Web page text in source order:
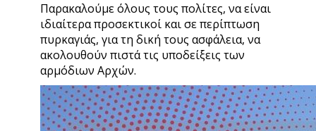
Παρακαλούμε όλους τους πολίτες, να είναι
ιδιαίτερα προσεκτικοί και σε περίπτωση
πυρκαγιάς, για τη δική τους ασφάλεια, να
ακολουθούν πιστά τις υποδείξεις των
αρμόδιων Αρχών.